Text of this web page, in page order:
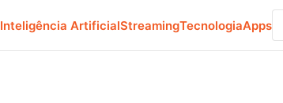
Inteligência ArtificialStreamingTecnologiaApps